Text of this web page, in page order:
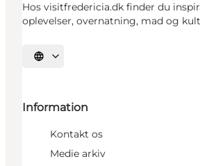
Hos visitfredericia.dk finder du
oplevelser, overnatning, mad og
Vælg sprog
Information
Kontakt os
Medie arkiv